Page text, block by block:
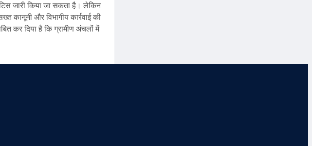
जारी किया जा सकता है। लेकिन
कानूनी और विभागीय कार्रवाई की
कर दिया है कि ग्रामीण अंचलों में